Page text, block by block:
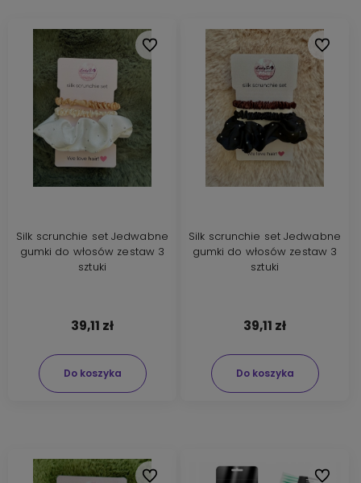
Silk scrunchie set Jedwabne
gumki do włosów zestaw 3
sztuki
39,11 zł
Do koszyka
Do ulubionych
Silk scrunchie set Jedwabne
gumki do włosów zestaw 3
sztuki
39,11 zł
Do koszyka
Do
Do ulubionych Do